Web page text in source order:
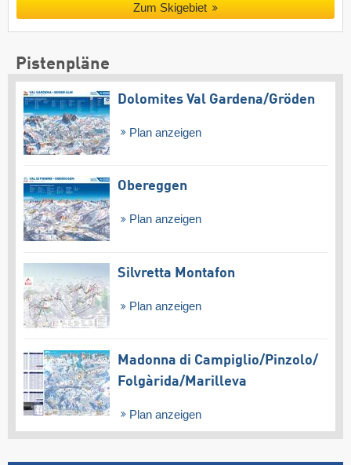
Zum Skigebiet
Pistenpläne
Dolomites Val Gardena/​Gröden
Plan anzeigen
Obereggen
Plan anzeigen
Silvretta Montafon
Plan anzeigen
Madonna di Campiglio/​Pinzolo/​
Folgàrida/​Marilleva
Plan anzeigen